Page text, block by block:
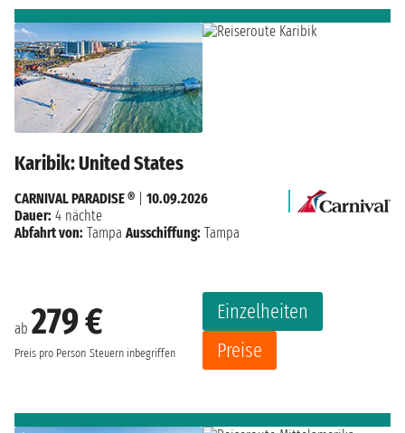
Karibik: United States
ab 279 €
Preis pro Person Steuern inbegriffen
Einzelheiten
Preise
CARNIVAL PARADISE ®
10.09.2026
Dauer: 4 nächte
Abfahrt von: Tampa Ausschiffung: Tampa